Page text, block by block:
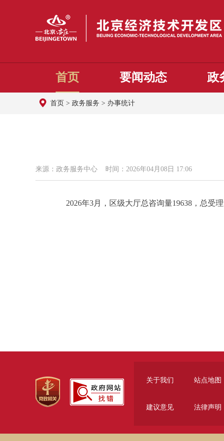
首页 要闻动态 政
首页 > 政务服务 > 办事统计
来源：政务服务中心 时间：2026年04月08日 17:06
2026年3月，区级大厅总咨询量19638，总受
关于我们 站点地图
建议意见 法律声明